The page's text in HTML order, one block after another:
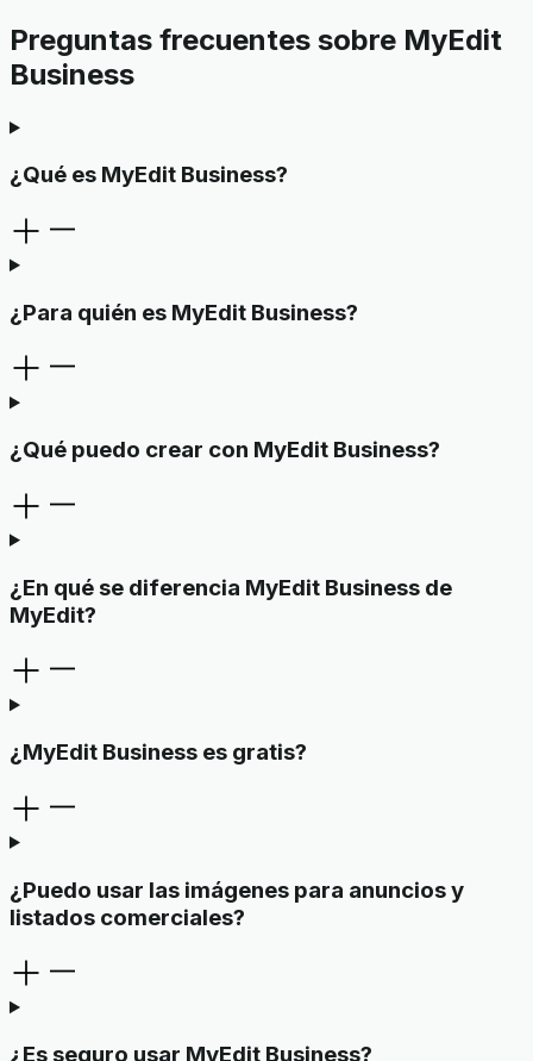
Preguntas frecuentes sobre MyEdit
Business
¿Qué es MyEdit Business?
¿Para quién es MyEdit Business?
¿Qué puedo crear con MyEdit Business?
¿En qué se diferencia MyEdit Business de
MyEdit?
¿MyEdit Business es gratis?
¿Puedo usar las imágenes para anuncios y
listados comerciales?
¿Es seguro usar MyEdit Business?